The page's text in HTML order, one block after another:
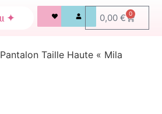
0,00 € 0
Pantalon Taille Haute « Mila